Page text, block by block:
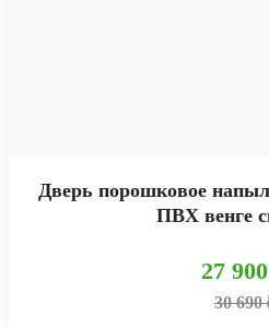
Дверь порошковое
ПВХ венге
27
30 690